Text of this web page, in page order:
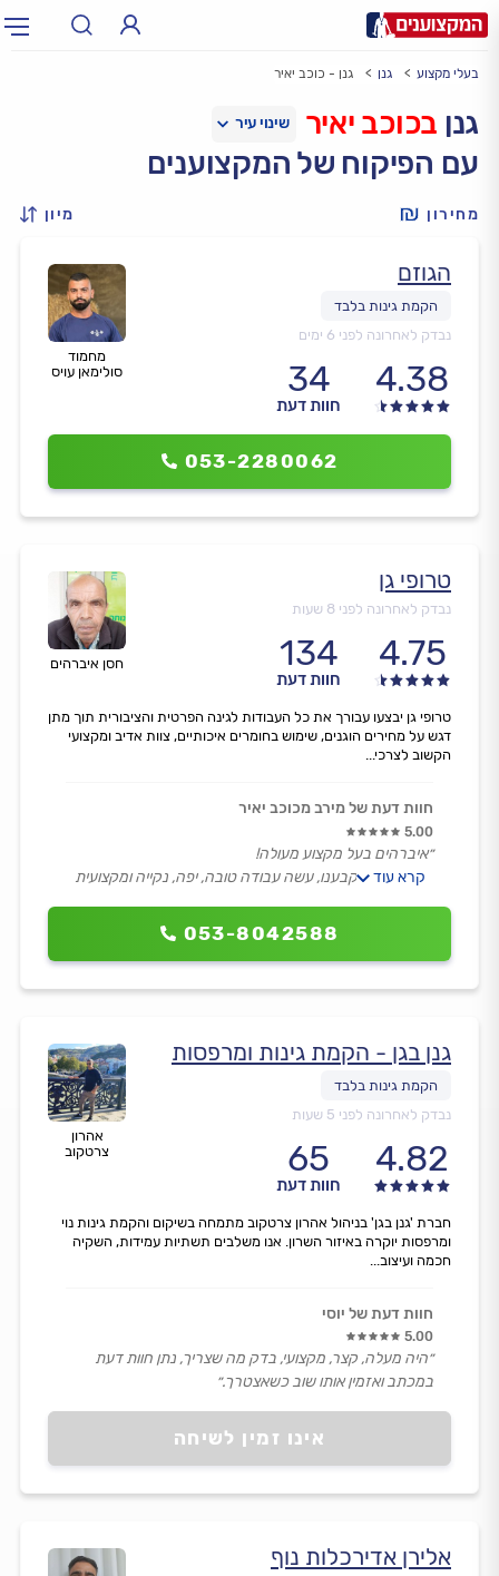
עירעיר: תל אביב, חיפה…
בעלי מקצוע גנן גנן - כוכב יאיר
גנן בכוכב יאיר
עם הפיקוח של המקצוענים
מחירון מיון
מחמוד
סולימאן עויס
הגוזם
נבדק לאחרונה לפני 6 ימים
4.38
34
חוות דעת
053-2280062
חסן איברהים
טרופי גן
נבדק לאחרונה לפני 8 שעות
4.75
134
חוות דעת
053-8042588
טרופי גן יבצעו עבורך את כל העבודות לגינה הפרטית והציבורית תוך מתן
דגש על מחירים הוגנים, שימוש בחומרים איכותיים, צוות אדיב ומקצועי
הקשוב לצרכי...
חוות דעת של מירב מכוכב יאיר
5.00
״איברהים בעל מקצוע מעולה!
הגיע בזמן שקבענו, עשה עבודה טובה, יפה, נקייה ומקצועית
קרא עוד
אהרון
צרטקוב
גנן בגן - הקמת גינות ומרפסות
נבדק לאחרונה לפני 5 שעות
4.82
65
חוות דעת
אינו זמין לשיחה
חברת 'גנן בגן' בניהול אהרון צרטקוב מתמחה בשיקום והקמת גינות נוי
ומרפסות יוקרה באיזור השרון. אנו משלבים תשתיות עמידות, השקיה
חכמה ועיצוב...
חוות דעת של יוסי
5.00
״היה מעלה, קצר, מקצועי, בדק מה שצריך, נתן חוות דעת
במכתב ואזמין אותו שוב כשאצטרך.״
אלירן אדירכלות נוף